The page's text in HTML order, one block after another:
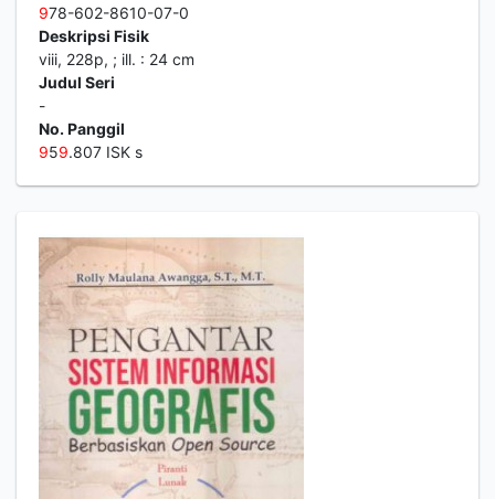
978-602-8610-07-0
Deskripsi Fisik
viii, 228p, ; ill. : 24 cm
Judul Seri
-
No. Panggil
959.807 ISK s